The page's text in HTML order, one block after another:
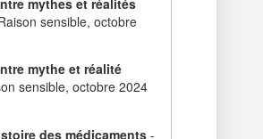
sensible, octobre
mythe et réalité
sensible, octobre 2024
des médicaments -